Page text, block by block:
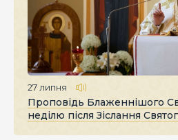
27 липня
Проповідь Блаженнішого
неділю після Зіслання